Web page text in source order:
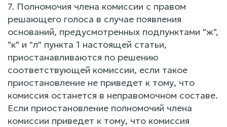
7. Полномочия члена комиссии с правом
решающего голоса в случае появления
оснований, предусмотренных подпунктами "ж",
"к" и "л" пункта 1 настоящей статьи,
приостанавливаются по решению
соответствующей комиссии, если такое
приостановление не приведет к тому, что
комиссия останется в неправомочном составе.
Если приостановление полномочий члена
комиссии приведет к тому, что комиссия